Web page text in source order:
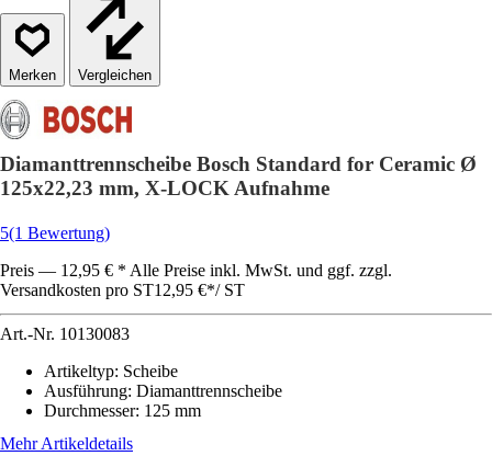
Vergleichen
Diamanttrennscheibe Bosch Standard for Ceramic Ø
125x22,23 mm, X-LOCK Aufnahme
5(1 Bewertung)
Preis — 12,95 € * Alle Preise inkl. MwSt. und ggf. zzgl.
Versandkosten pro ST12,95 €*/ ST
Art.-Nr. 10130083
Artikeltyp: Scheibe
Ausführung: Diamanttrennscheibe
Durchmesser: 125 mm
Mehr Artikeldetails